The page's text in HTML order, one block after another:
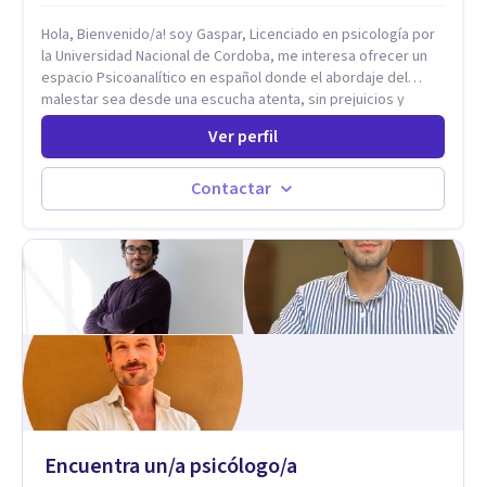
Hola, Bienvenido/a! soy Gaspar, Licenciado en psicología por
la Universidad Nacional de Cordoba, me interesa ofrecer un
espacio Psicoanalítico en español donde el abordaje del
malestar sea desde una escucha atenta, sin prejuicios y
rescatando lo singular de cada caso, sin caer en etiquetas.
Considero que todas las personas en algún momento pueden
sufrir y cada una por cuestiones particulares, es en mi
espacio donde se le dará un lugar a esas cuestiones
singulares de cada uno, para luego generar cambios. Soy una
seminarios, una especialización en psicoanálisis y también
investigo. Siempre en la búsqueda de ser un mejor
profesional.
Ver perfil
Contactar
Encuentra un/a psicólogo/a